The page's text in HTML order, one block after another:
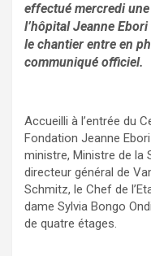
effectué mercredi
l’hôpital Jeanne
le chantier entre en
communiqué officiel.
Accueilli à l’entrée du
Fondation Jeanne
ministre, Ministre de la
directeur général de
Schmitz, le Chef de
dame Sylvia Bongo
de quatre étages.